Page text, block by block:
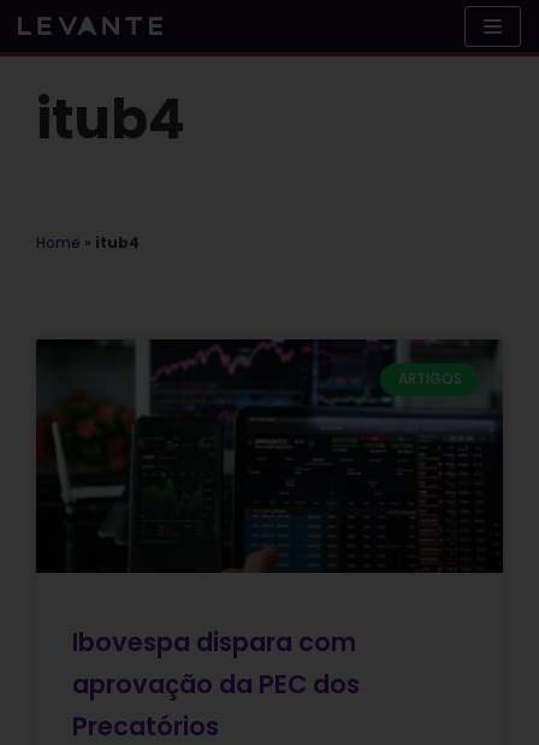
Skip
to
content
itub4
Home » itub4
ARTIGOS
Ibovespa dispara com
aprovação da PEC dos
Precatórios